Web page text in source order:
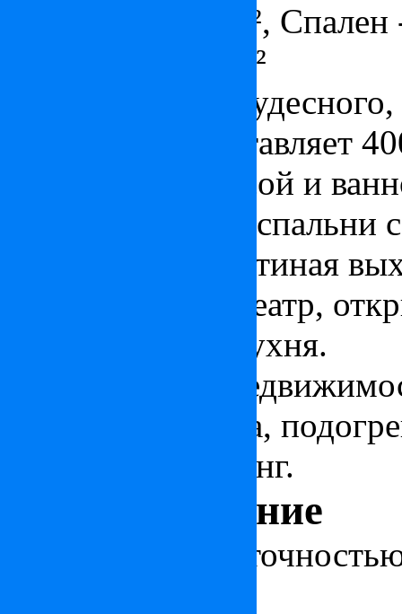
Площадь - 400 м²,
Участок - 2000 м²
Площадь этого
в Сен-Тропе составляет
спальню с террасой и
дополнительные
есть большая гостиная
домашний кинотеатр,
оборудованная кухня.
Дополняет эту
квартира сторожа,
домиком и паркинг.
Местоположение
Объект указан с